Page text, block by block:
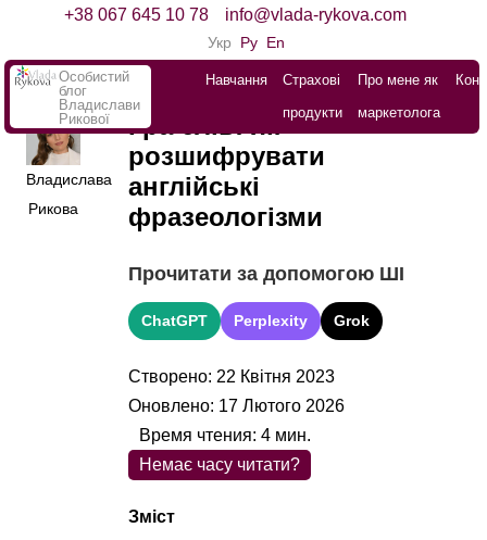
+38 067 645 10 78 info@vlada-rykova.com
Укр Ру En
Особистий
блог
Владислави
Рикової
Навчання
Страхові
продукти
Про мене як
маркетолога
Владислава
Рикова
Гра слів: як
розшифрувати
англійські
фразеологізми
Прочитати за допомогою ШІ
ChatGPT Perplexity Grok
Створено: 22 Квітня 2023
Оновлено: 17 Лютого 2026
Немає часу читати?
Время чтения:4 мин.